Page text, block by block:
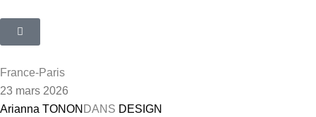
France-Paris
23 mars 2026
Arianna TONON DANS DESIGN